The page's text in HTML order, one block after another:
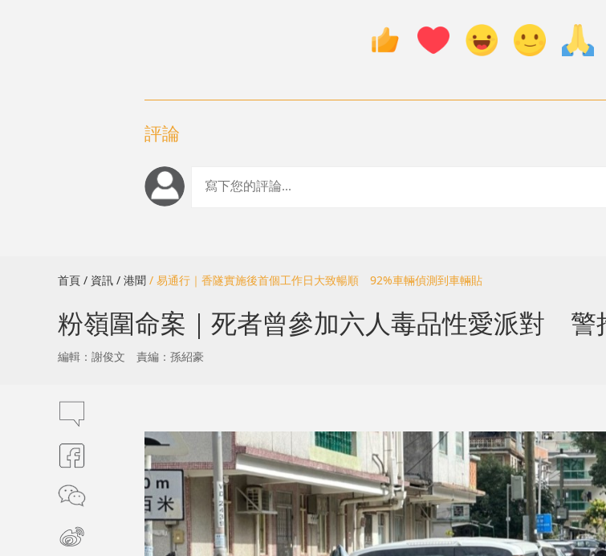
評論
首頁 / 資訊 / 港聞 / 易通行｜香隧實施後首個工作日大致暢順 92%車輛偵測到車輛貼
粉嶺圍命案｜死者曾參加六人毒品性愛派對 警
編輯：謝俊文 責編：孫紹豪